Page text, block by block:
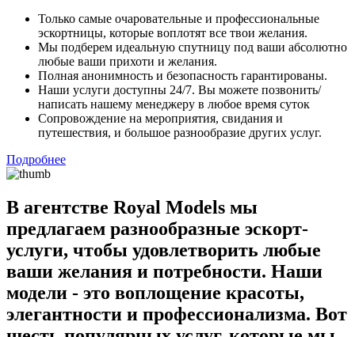
Только самые очаровательные и профессиональные
эскортницы, которые воплотят все твои желания.
Мы подберем идеальную спутницу под ваши абсолютно
любые ваши прихоти и желания.
Полная анонимность и безопасность гарантированы.
Наши услуги доступны 24/7. Вы можете позвонить/
написать нашему менеджеру в любое время суток
Сопровождение на мероприятия, свидания и
путешествия, и большое разнообразие других услуг.
Подробнее
В агентстве Royal Models мы
предлагаем разнообразные эскорт-
услуги, чтобы удовлетворить любые
ваши желания и потребности. Наши
модели - это воплощение красоты,
элегантности и профессионализма. Вот